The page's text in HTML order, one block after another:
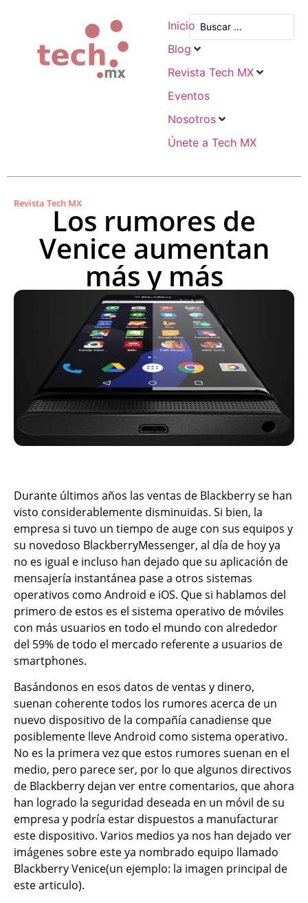
Inicio
Blog
Revista Tech MX
Eventos
Nosotros
Únete a Tech MX
Revista Tech MXLos rumores de
Venice aumentan
más y más
Durante últimos años las ventas de Blackberry se han
visto considerablemente disminuidas. Si bien, la
empresa si tuvo un tiempo de auge con sus equipos y
su novedoso BlackberryMessenger, al día de hoy ya
no es igual e incluso han dejado que su aplicación de
mensajería instantánea pase a otros sistemas
operativos como Android e iOS. Que si hablamos del
primero de estos es el sistema operativo de móviles
con más usuarios en todo el mundo con alrededor
del 59% de todo el mercado referente a usuarios de
smartphones.
Basándonos en esos datos de ventas y dinero,
suenan coherente todos los rumores acerca de un
nuevo dispositivo de la compañía canadiense que
posiblemente lleve Android como sistema operativo.
No es la primera vez que estos rumores suenan en el
medio, pero parece ser, por lo que algunos directivos
de Blackberry dejan ver entre comentarios, que ahora
han logrado la seguridad deseada en un móvil de su
empresa y podría estar dispuestos a manufacturar
este dispositivo. Varios medios ya nos han dejado ver
imágenes sobre este ya nombrado equipo llamado
Blackberry Venice(un ejemplo: la imagen principal de
este articulo).